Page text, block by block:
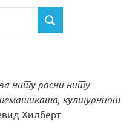
SEARCH
ниту расни ниту
културниот
Хилберт